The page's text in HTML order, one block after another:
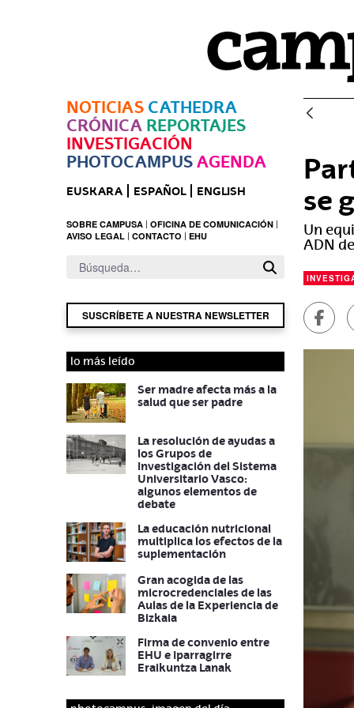
NOTICIAS CATHEDRA
CRÓNICA REPORTAJES
INVESTIGACIÓN
PHOTOCAMPUS AGENDA
EUSKARA ESPAÑOL ENGLISH
SOBRE CAMPUSA OFICINA DE COMUNICACIÓN
AVISO LEGAL CONTACTO EHU
SUSCRÍBETE A NUESTRA NEWSLETTER
lo más leído
Ser madre afecta más a la
salud que ser padre
La resolución de ayudas a
los Grupos de
Investigación del Sistema
Universitario Vasco:
algunos elementos de
debate
La educación nutricional
multiplica los efectos de la
suplementación
Gran acogida de las
microcredenciales de las
Aulas de la Experiencia de
Bizkaia
Firma de convenio entre
EHU e Iparragirre
Eraikuntza Lanak
se
Un
ADN